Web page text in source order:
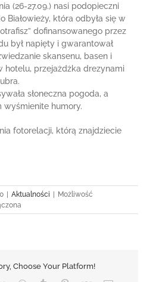
(26-27.09.) nasi podopieczni
Białowieży, która odbyła się w
dofinansowanego przez
był napięty i gwarantował
skansenu, basen i
hotelu, przejażdżka drezynami
słoneczna pogoda, a
wyśmienite humory.
fotorelacji, którą znajdziecie
| Aktualności | Możliwość
Choose Your Platform!